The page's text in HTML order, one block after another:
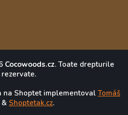
Cocowoods.cz. Toate drepturile
rezervate.
na Shoptet implementoval Tomáš
& Shoptetak.cz.